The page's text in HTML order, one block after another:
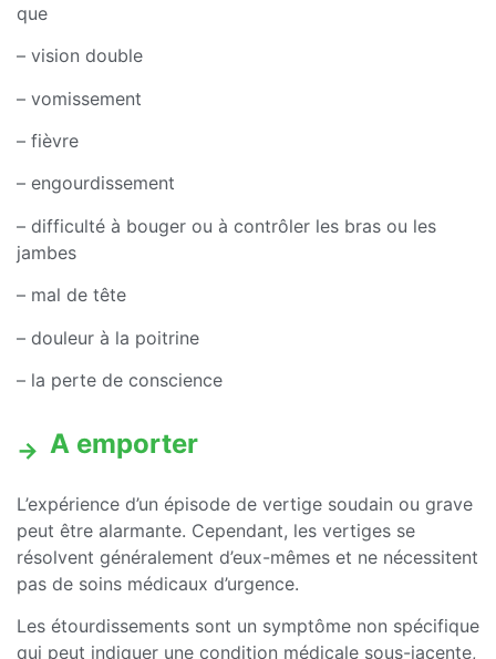
que
– vision double
– vomissement
– fièvre
– engourdissement
– difficulté à bouger ou à contrôler les bras ou les
jambes
– mal de tête
– douleur à la poitrine
– la perte de conscience
A emporter
L’expérience d’un épisode de vertige soudain ou grave
peut être alarmante. Cependant, les vertiges se
résolvent généralement d’eux-mêmes et ne nécessitent
pas de soins médicaux d’urgence.
Les étourdissements sont un symptôme non spécifique
qui peut indiquer une condition médicale sous-jacente,